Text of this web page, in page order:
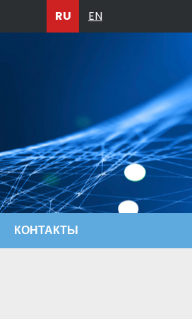
RU EN
КОНТАКТЫ